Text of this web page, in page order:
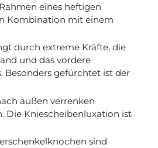
eines heftigen
Kombination mit einem
durch extreme Kräfte, die
und das vordere
Besonders gefürchtet ist der
außen verrenken
Die Kniescheibenluxation ist
sind